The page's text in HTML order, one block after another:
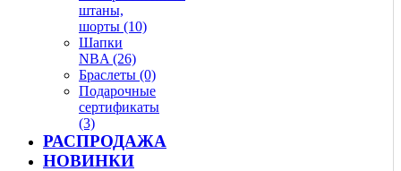
штаны,
шорты (10)
Шапки
NBA (26)
Браслеты (0)
Подарочные
сертификаты
(3)
РАСПРОДАЖА
НОВИНКИ